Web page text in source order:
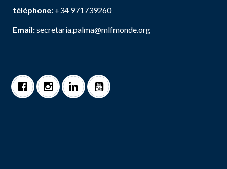
téléphone: +34 971739260
Email:secretaria.palma@mlfmonde.org